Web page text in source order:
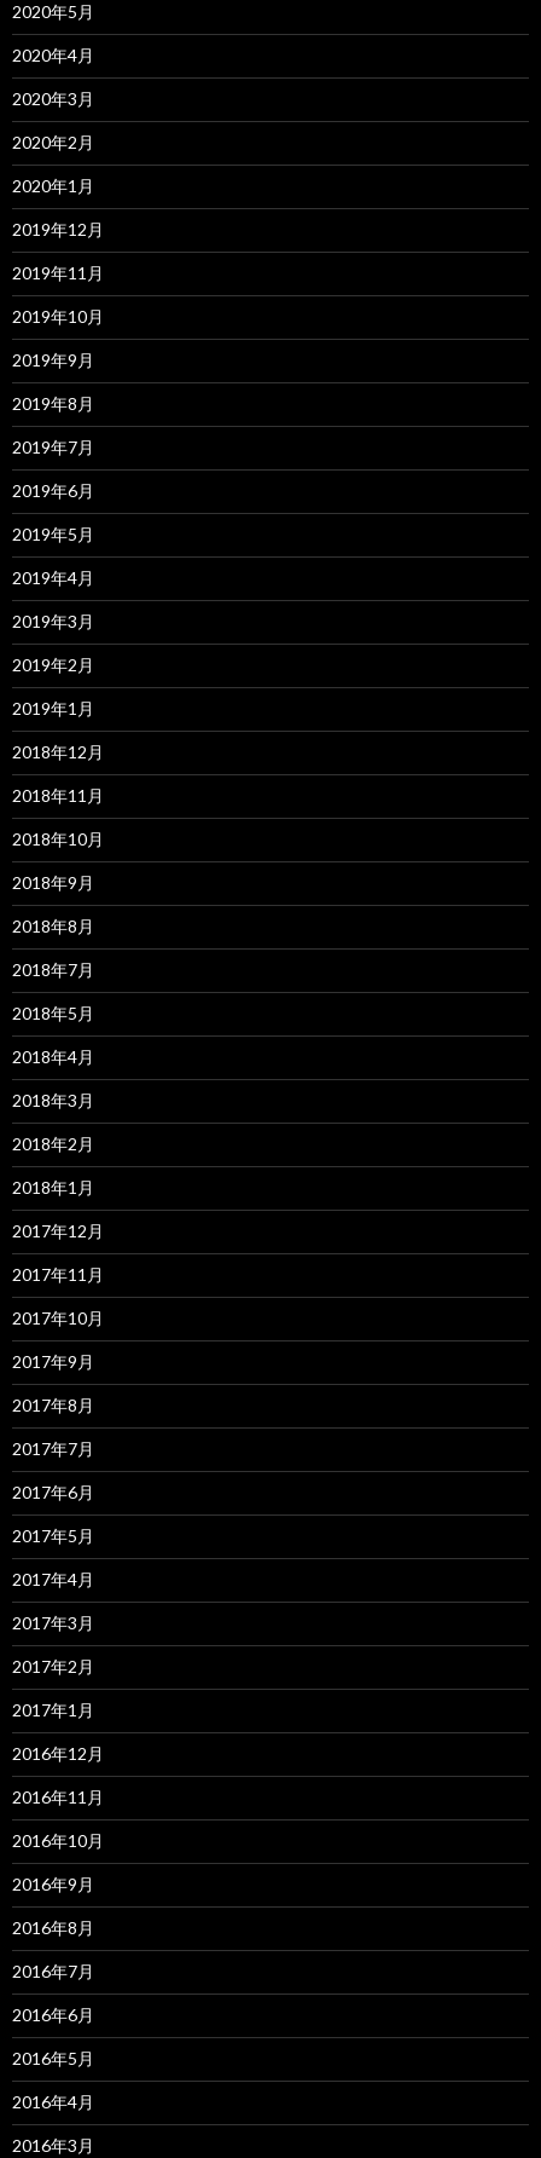
2020年5月
2020年4月
2020年3月
2020年2月
2020年1月
2019年12月
2019年11月
2019年10月
2019年9月
2019年8月
2019年7月
2019年6月
2019年5月
2019年4月
2019年3月
2019年2月
2019年1月
2018年12月
2018年11月
2018年10月
2018年9月
2018年8月
2018年7月
2018年5月
2018年4月
2018年3月
2018年2月
2018年1月
2017年12月
2017年11月
2017年10月
2017年9月
2017年8月
2017年7月
2017年6月
2017年5月
2017年4月
2017年3月
2017年2月
2017年1月
2016年12月
2016年11月
2016年10月
2016年9月
2016年8月
2016年7月
2016年6月
2016年5月
2016年4月
2016年3月